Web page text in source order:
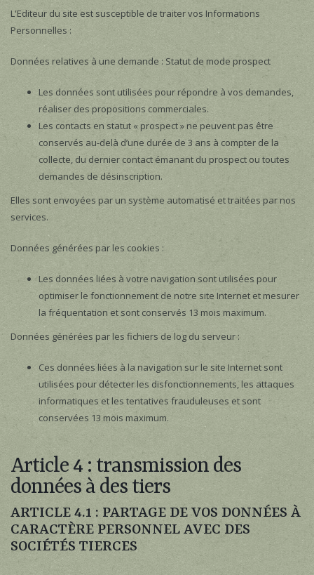
L'Editeur du site est susceptible de traiter vos Informations
Personnelles :
Données relatives à une demande : Statut de mode prospect
Les données sont utilisées pour répondre à vos demandes,
réaliser des propositions commerciales.
Les contacts en statut « prospect » ne peuvent pas être
conservés au-delà d’une durée de 3 ans à compter de la
collecte, du dernier contact émanant du prospect ou toutes
demandes de désinscription.
Elles sont envoyées par un système automatisé et traitées par nos
services.
Données générées par les cookies :
Les données liées à votre navigation sont utilisées pour
optimiser le fonctionnement de notre site Internet et mesurer
la fréquentation et sont conservés 13 mois maximum.
Données générées par les fichiers de log du serveur :
Ces données liées à la navigation sur le site Internet sont
utilisées pour détecter les disfonctionnements, les attaques
informatiques et les tentatives frauduleuses et sont
conservées 13 mois maximum.
Article 4 : transmission des
données à des tiers
ARTICLE 4.1 : PARTAGE DE VOS DONNÉES À
CARACTÈRE PERSONNEL AVEC DES
SOCIÉTÉS TIERCES